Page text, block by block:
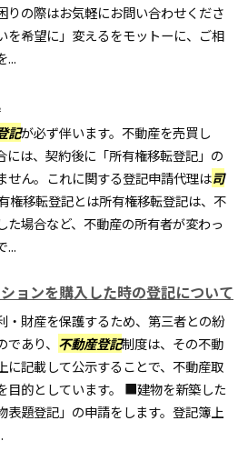
りの際はお気軽にお問い合わせくださ
を希望に」変えるをモットーに、ご相
...
記が必ず伴います。不動産を売買し
には、契約後に「所有権移転登記」の
せん。これに関する登記申請代理は司
権移転登記とは所有権移転登記は、不
た場合など、不動産の所有者が変わっ
...
ョンを購入した時の登記について
・財産を保護するため、第三者との紛
あり、 不動産登記制度は、その不動
に記載して公示することで、不動産取
目的としています。 ■建物を新築した
表題登記」の申請をします。登記簿上